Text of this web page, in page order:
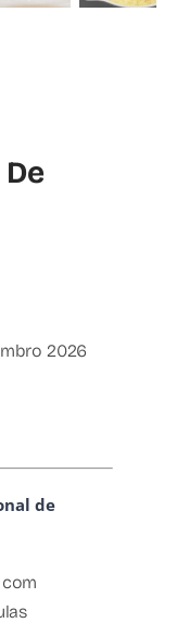
2026
de